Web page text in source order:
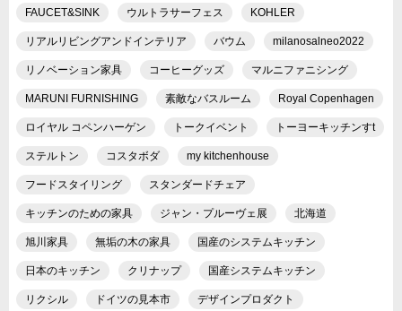
FAUCET&SINK ウルトラサーフェス KOHLER
リアルリビングアンドインテリア バウム milanosalneo2022
リノベーション家具 コーヒーグッズ マルニファニシング
MARUNI FURNISHING 素敵なバスルーム Royal Copenhagen
ロイヤル コペンハーゲン トークイベント トーヨーキッチンすt
ステルトン コスタボダ my kitchenhouse
フードスタイリング スタンダードチェア
キッチンのための家具 ジャン・プルーヴェ展 北海道
旭川家具 無垢の木の家具 国産のシステムキッチン
日本のキッチン クリナップ 国産システムキッチン
リクシル ドイツの見本市 デザインプロダクト